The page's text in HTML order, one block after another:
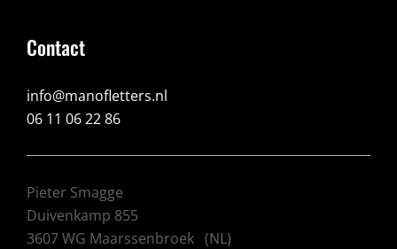
Contact
info@manofletters.nl
06 11 06 22 86
Pieter Smagge
Duivenkamp 855
3607 WG Maarssenbroek (NL)